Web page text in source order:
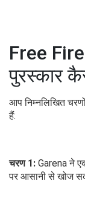
Free
पुरस्कार
आप निम्नलिखित
हैं:
चरण 1: Garena ने
पर आसानी से खोज